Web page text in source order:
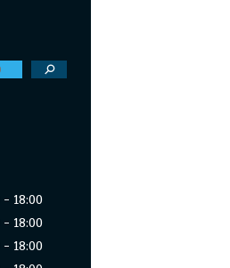
18:00
18:00
18:00